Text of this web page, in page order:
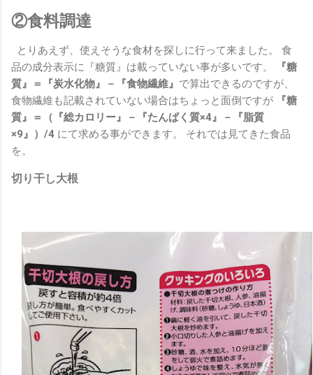
②食料調達
とりあえず、使えそうな食材を探しに行って来ました。 食
品の成分表示に『糖質』は載っていない事が多いです。
『糖
質』＝『炭水化物』－『食物繊維』 で算出できるのですが、
食物繊維も記載されていない場合はちょっと面倒ですが
『糖
質』＝（『総カロリー』－『たんぱく質×4』－『脂質
×9』）/4 にて求める事ができます。 それでは見てきた食品
を。
切り干し大根